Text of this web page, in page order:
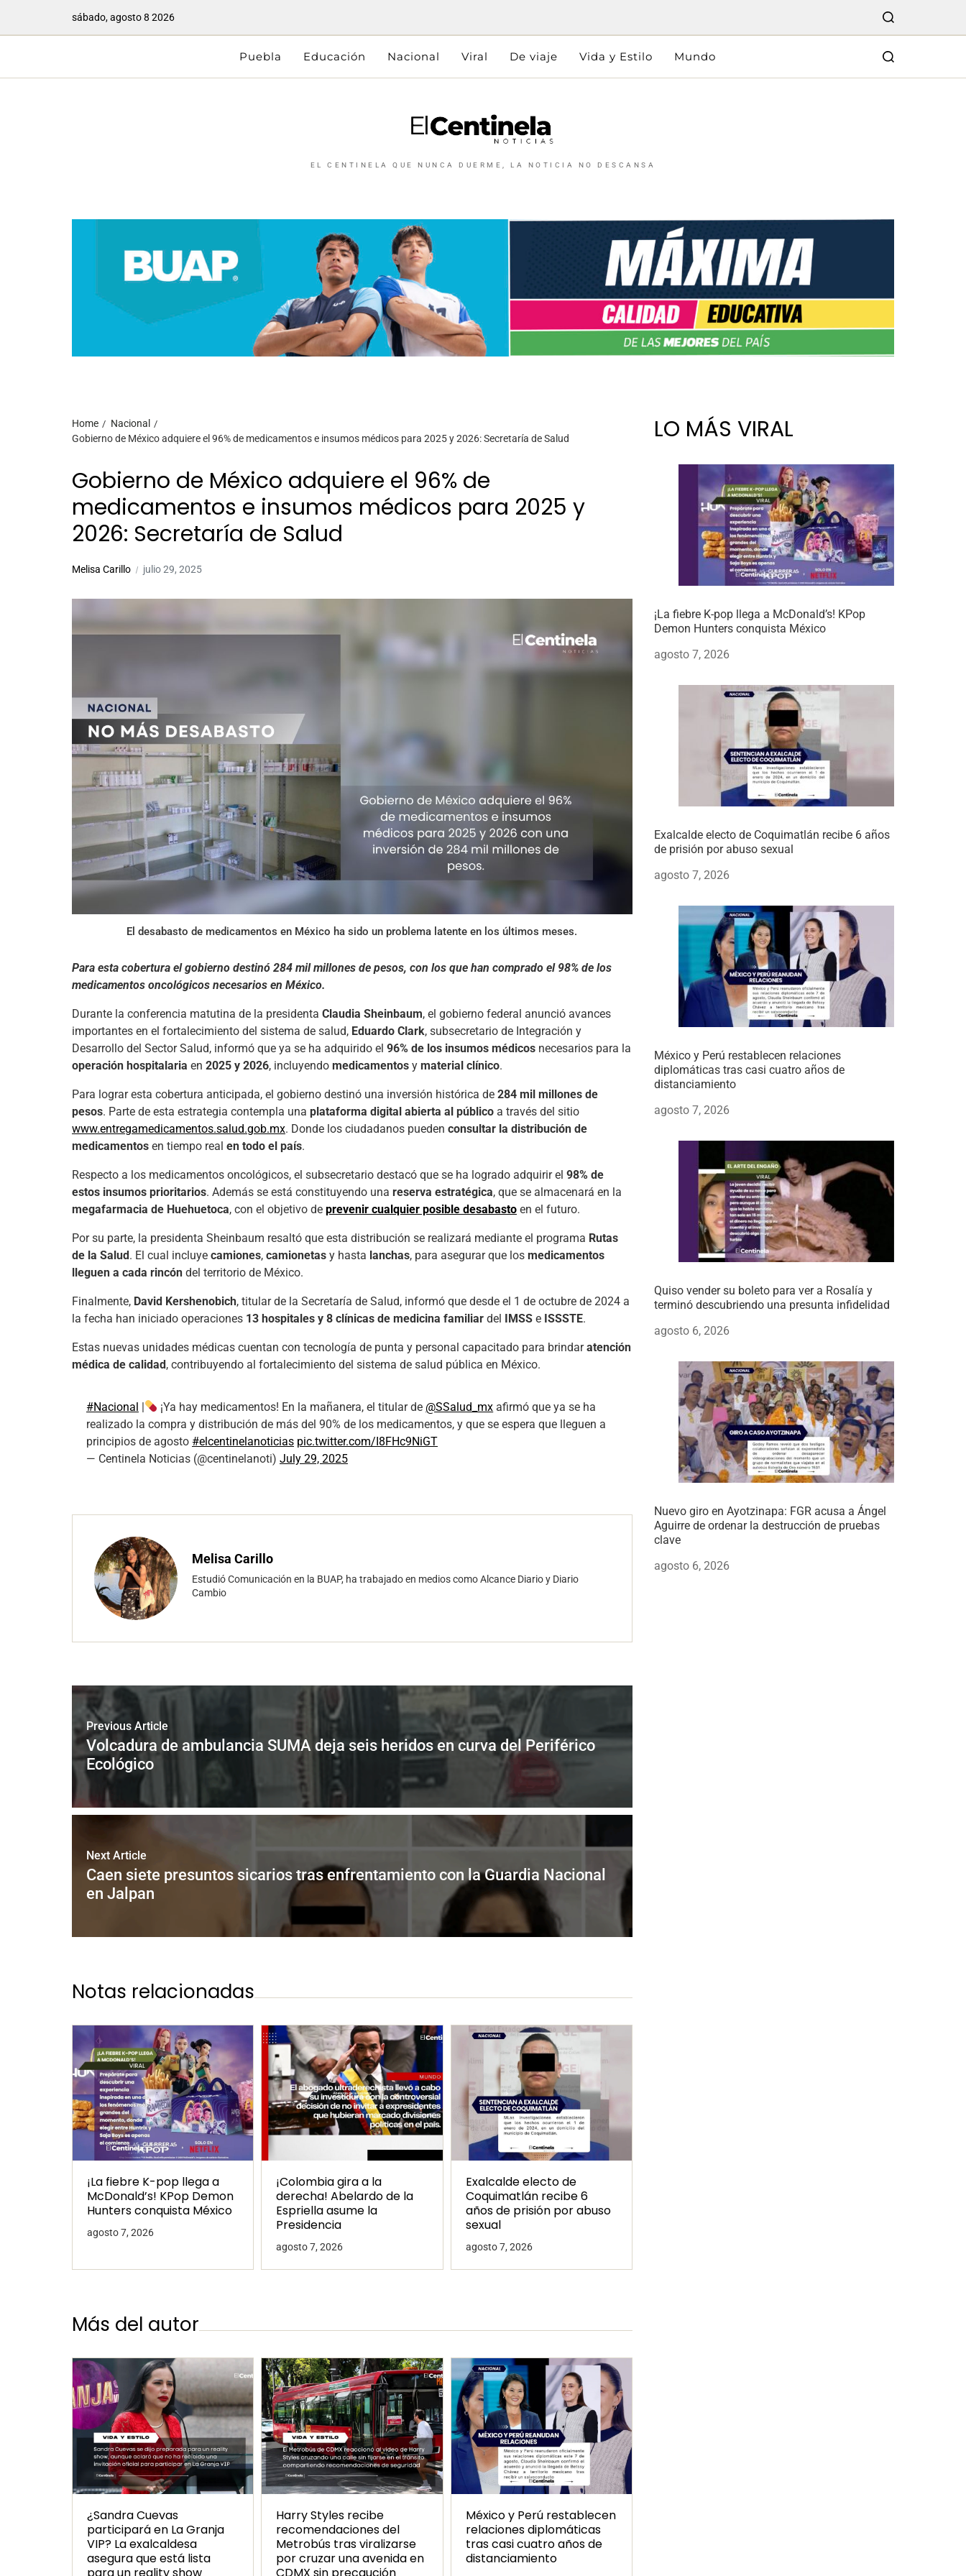
sábado, agosto 8 2026
Puebla Educación Nacional Viral De viaje Vida y Estilo Mundo
EL CENTINELA QUE NUNCA DUERME, LA NOTICIA NO DESCANSA
Home
Nacional
Gobierno de México adquiere el 96% de medicamentos e insumos médicos para 2025 y 2026: Secretaría de Salud
Gobierno de México adquiere el 96% de
medicamentos e insumos médicos para 2025 y
2026: Secretaría de Salud
Melisa Carillo julio 29, 2025
El desabasto de medicamentos en México ha sido un problema latente en los últimos meses.
Para esta cobertura el gobierno destinó 284 mil millones de pesos, con los que han comprado el 98% de los
medicamentos oncológicos necesarios en México.
Durante la conferencia matutina de la presidenta Claudia Sheinbaum, el gobierno federal anunció avances
importantes en el fortalecimiento del sistema de salud, Eduardo Clark, subsecretario de Integración y
Desarrollo del Sector Salud, informó que ya se ha adquirido el 96% de los insumos médicos necesarios para la
operación hospitalaria en 2025 y 2026, incluyendo medicamentos y material clínico.
Para lograr esta cobertura anticipada, el gobierno destinó una inversión histórica de 284 mil millones de
pesos. Parte de esta estrategia contempla una plataforma digital abierta al público a través del sitio
www.entregamedicamentos.salud.gob.mx. Donde los ciudadanos pueden consultar la distribución de
medicamentos en tiempo real en todo el país.
Respecto a los medicamentos oncológicos, el subsecretario destacó que se ha logrado adquirir el 98% de
estos insumos prioritarios. Además se está constituyendo una reserva estratégica, que se almacenará en la
megafarmacia de Huehuetoca, con el objetivo de prevenir cualquier posible desabasto en el futuro.
Por su parte, la presidenta Sheinbaum resaltó que esta distribución se realizará mediante el programa Rutas
de la Salud. El cual incluye camiones, camionetas y hasta lanchas, para asegurar que los medicamentos
lleguen a cada rincón del territorio de México.
Finalmente, David Kershenobich, titular de la Secretaría de Salud, informó que desde el 1 de octubre de 2024 a
la fecha han iniciado operaciones 13 hospitales y 8 clínicas de medicina familiar del IMSS e ISSSTE.
Estas nuevas unidades médicas cuentan con tecnología de punta y personal capacitado para brindaratención
médica de calidad, contribuyendo al fortalecimiento del sistema de salud pública en México.
#Nacional | ¡Ya hay medicamentos! En la mañanera, el titular de @SSalud_mx afirmó que ya se ha
realizado la compra y distribución de más del 90% de los medicamentos, y que se espera que lleguen a
principios de agosto #elcentinelanoticias pic.twitter.com/I8FHc9NiGT
— Centinela Noticias (@centinelanoti) July 29, 2025
Melisa Carillo
Estudió Comunicación en la BUAP, ha trabajado en medios como Alcance Diario y Diario
Cambio
Previous Article
Volcadura de ambulancia SUMA deja seis heridos en curva del Periférico
Ecológico
Next Article
Caen siete presuntos sicarios tras enfrentamiento con la Guardia Nacional
en Jalpan
Notas relacionadas
¡La fiebre K-pop llega a
McDonald’s! KPop Demon
Hunters conquista México
agosto 7, 2026
¡Colombia gira a la
derecha! Abelardo de la
Espriella asume la
Presidencia
agosto 7, 2026
Exalcalde electo de
Coquimatlán recibe 6
años de prisión por abuso
sexual
agosto 7, 2026
Más del autor
¿Sandra Cuevas
participará en La Granja
VIP? La exalcaldesa
asegura que está lista
para un reality show
Harry Styles recibe
recomendaciones del
Metrobús tras viralizarse
por cruzar una avenida en
CDMX sin precaución
México y Perú restablecen
relaciones diplomáticas
tras casi cuatro años de
distanciamiento
LO MÁS VIRAL
¡La fiebre K-pop llega a McDonald’s! KPop
Demon Hunters conquista México
agosto 7, 2026
Exalcalde electo de Coquimatlán recibe 6 años
de prisión por abuso sexual
agosto 7, 2026
México y Perú restablecen relaciones
diplomáticas tras casi cuatro años de
distanciamiento
agosto 7, 2026
Quiso vender su boleto para ver a Rosalía y
terminó descubriendo una presunta infidelidad
agosto 6, 2026
Nuevo giro en Ayotzinapa: FGR acusa a Ángel
Aguirre de ordenar la destrucción de pruebas
clave
agosto 6, 2026